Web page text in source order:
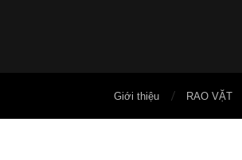
Giới thiệu RAO VẶT